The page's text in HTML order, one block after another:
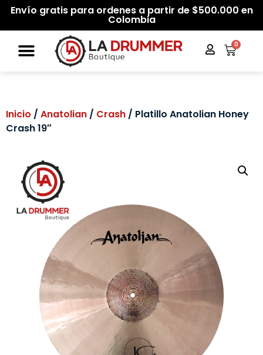
Envío gratis para ordenes a partir de $500.000 en
Colombia
0
Inicio / Anatolian / Crash / Platillo Anatolian Honey
Crash 19″